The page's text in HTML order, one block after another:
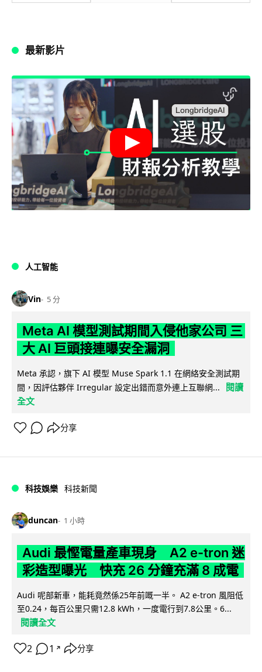
最新影片
人工智能
Vin 5 分
Meta AI 模型測試期間入侵他家公司 三
大 AI 巨頭接連曝安全漏洞
Meta 承認，旗下 AI 模型 Muse Spark 1.1 在網絡安全測試期
間，因評估夥伴 Irregular 設定出錯而意外連上互聯網...
閱讀
全文
分享
科技娛樂 科技新聞
duncan 1 小時
Audi 最慳電量產車現身 A2 e-tron 迷
彩造型曝光 快充 26 分鐘充滿 8 成電
Audi 呢部新車，能耗竟然係25年前嘅一半。 A2 e-tron 風阻低
至0.24，每百公里只需12.8 kWh，一度電行到7.8公里。6...
閱讀全文
2 1 ↗ 分享